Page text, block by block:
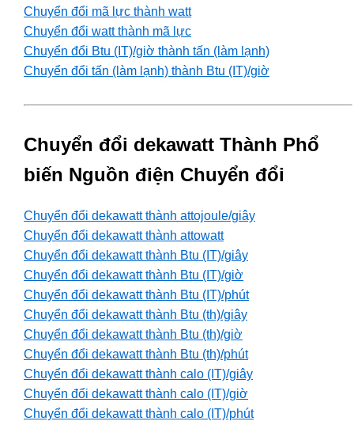
Chuyển đổi mã lực thành watt
Chuyển đổi watt thành mã lực
Chuyển đổi Btu (IT)/giờ thành tấn (làm lạnh)
Chuyển đổi tấn (làm lạnh) thành Btu (IT)/giờ
Chuyển đổi dekawatt Thành Phổ
biến Nguồn điện Chuyển đổi
Chuyển đổi dekawatt thành attojoule/giây
Chuyển đổi dekawatt thành attowatt
Chuyển đổi dekawatt thành Btu (IT)/giây
Chuyển đổi dekawatt thành Btu (IT)/giờ
Chuyển đổi dekawatt thành Btu (IT)/phút
Chuyển đổi dekawatt thành Btu (th)/giây
Chuyển đổi dekawatt thành Btu (th)/giờ
Chuyển đổi dekawatt thành Btu (th)/phút
Chuyển đổi dekawatt thành calo (IT)/giây
Chuyển đổi dekawatt thành calo (IT)/giờ
Chuyển đổi dekawatt thành calo (IT)/phút